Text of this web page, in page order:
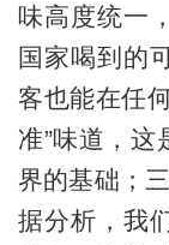
味高度统一
国家喝到的
客也能在任
准”味道，
界的基础；
据分析，我